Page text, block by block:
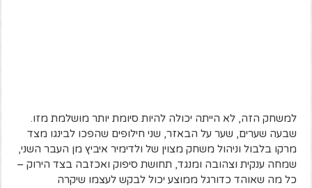
למשחק הזה, לא הייתה יכולה להיות סיומת יותר מושלמת מזו.
שבעה שערים, שער על הבאזר, שני חילופים שהפכו לבינגו מצד
מרקו בלבול וניהול משחק מצוין של ולדימיר איביץ מן העבר השני,
שמחה ענקית וצהובה ומנגד, תחושת סיפוק ואכזבה בצד הירוק –
כל מה שאוהד כדורגל ממוצע יכול לבקש לעצמו שיקרה